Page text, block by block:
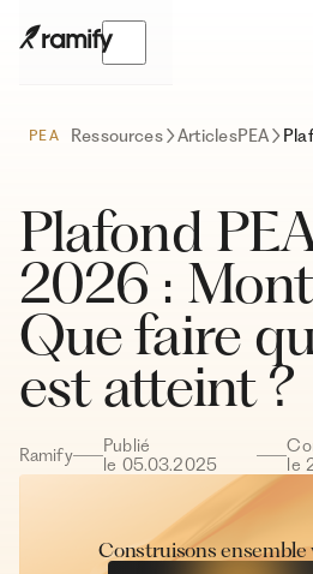
PEA Ressources ArticlesPEA
Plafond
2026 :
Que faire
est atteint ?
Ramify
Publié
le 05.03.2025
le
Construisons